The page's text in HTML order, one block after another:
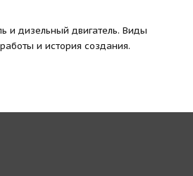
и дизельный двигатель. Виды
и история создания.